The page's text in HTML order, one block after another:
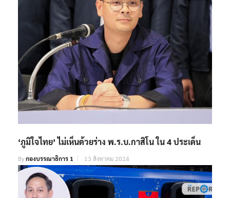
‘ภูมิใจไทย’ ไม่เห็นด้วยร่าง พ.ร.บ.กาสิโน ใน 4 ประเด็น
Byกองบรรณาธิการ 1 13 สิงหาคม 2024